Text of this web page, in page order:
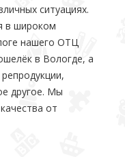
ситуациях.
в широком
нашего ОТЦ
в Вологде, а
другое. Мы
от